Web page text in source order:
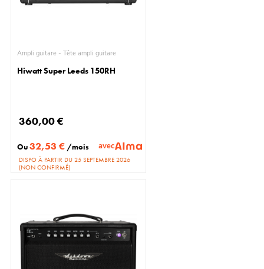
Ampli guitare - Tête ampli guitare
Hiwatt Super Leeds 150RH
360,00 €
Ou32,53 € /mois avec
DISPO À PARTIR DU 25 SEPTEMBRE 2026
(NON CONFIRMÉ)